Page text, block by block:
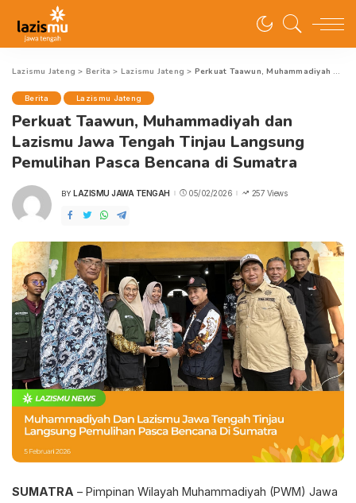
Lazismu Jateng > Berita > Lazismu Jateng > Perkuat Taawun, Muhammadiyah dan Lazismu Jawa Tengah Tinjau Langsung Pemulihan Pasca Bencana di Sumatra
Berita Lazismu Jateng
Perkuat Taawun, Muhammadiyah dan
Lazismu Jawa Tengah Tinjau Langsung
Pemulihan Pasca Bencana di Sumatra
POSTED
BY LAZISMU JAWA TENGAH 05/02/2026 257 Views
SUMATRA – Pimpinan Wilayah Muhammadiyah (PWM) Jawa